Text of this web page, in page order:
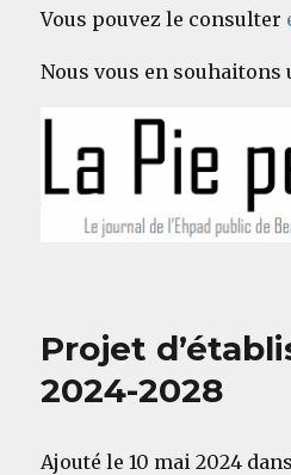
Vous pouvez le consulter
Nous vous en souhaitons
Projet
2024-2028
Ajouté le 10 mai 2024